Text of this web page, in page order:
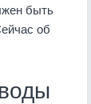
быть
об